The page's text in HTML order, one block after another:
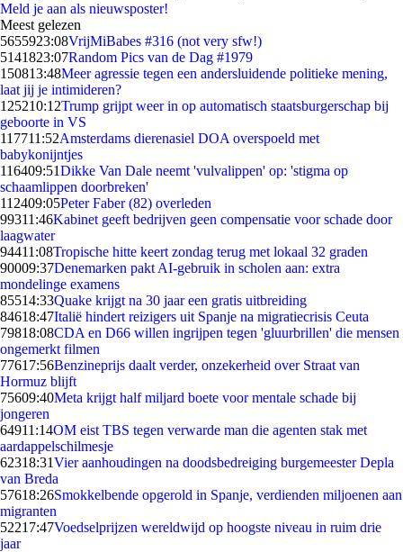
Meld je aan als nieuwsposter!
Meest gelezen
5655923:08VrijMiBabes #316 (not very sfw!)
5141823:07Random Pics van de Dag #1979
150813:48Meer agressie tegen een andersluidende politieke mening,
laat jij je intimideren?
125210:12Trump grijpt weer in op automatisch staatsburgerschap bij
geboorte in VS
117711:52Amsterdams dierenasiel DOA overspoeld met
babykonijntjes
116409:51Dikke Van Dale neemt 'vulvalippen' op: 'stigma op
schaamlippen doorbreken'
112409:05Peter Faber (82) overleden
99311:46Kabinet geeft bedrijven geen compensatie voor schade door
laagwater
94411:08Tropische hitte keert zondag terug met lokaal 32 graden
90009:37Denemarken pakt AI-gebruik in scholen aan: extra
mondelinge examens
85514:33Quake krijgt na 30 jaar een gratis uitbreiding
84618:47Italië hindert reizigers uit Spanje na migratiecrisis Ceuta
79818:08CDA en D66 willen ingrijpen tegen 'gluurbrillen' die mensen
ongemerkt filmen
77617:56Benzineprijs daalt verder, onzekerheid over Straat van
Hormuz blijft
75609:40Meta krijgt half miljard boete voor mentale schade bij
jongeren
64911:14OM eist TBS tegen verwarde man die agenten stak met
aardappelschilmesje
62318:31Vier aanhoudingen na doodsbedreiging burgemeester Depla
van Breda
57618:26Smokkelbende opgerold in Spanje, verdienden miljoenen aan
migranten
52217:47Voedselprijzen wereldwijd op hoogste niveau in ruim drie
jaar